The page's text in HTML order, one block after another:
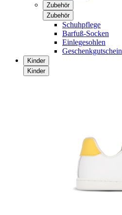
Zubehör
Zubehör
Schuhpflege
Barfuß-Socken
Einlegesohlen
Geschenkgutschein
Kinder
Kinder